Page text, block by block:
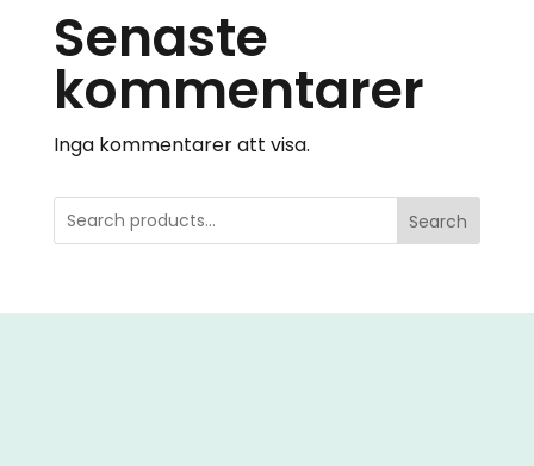
Senaste
kommentarer
Inga kommentarer att visa.
Search